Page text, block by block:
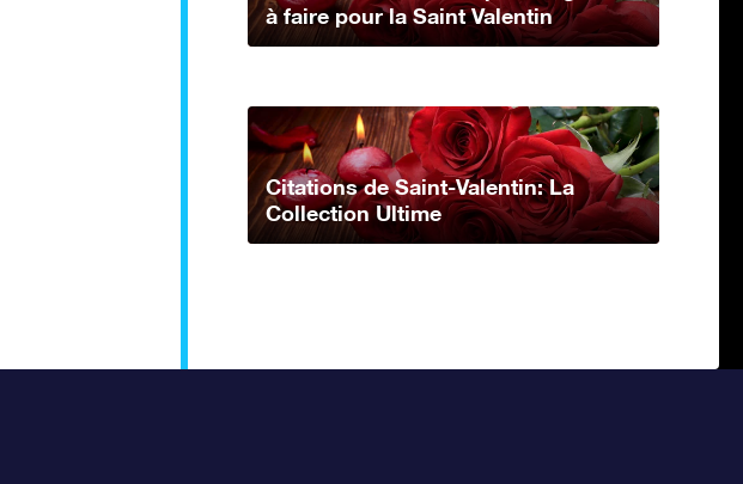
à faire pour la Saint Valentin
Citations de Saint-Valentin: La
Collection Ultime